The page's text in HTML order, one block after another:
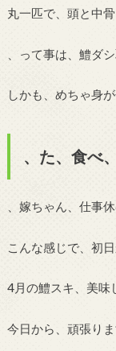
丸一匹で、頭と中骨
、って事は、鱧ダ
しかも、めちゃ身が
、た、食べ
、嫁ちゃん、仕事
こんな感じで、初
4月の鱧スキ、美味
今日から、頑張りま